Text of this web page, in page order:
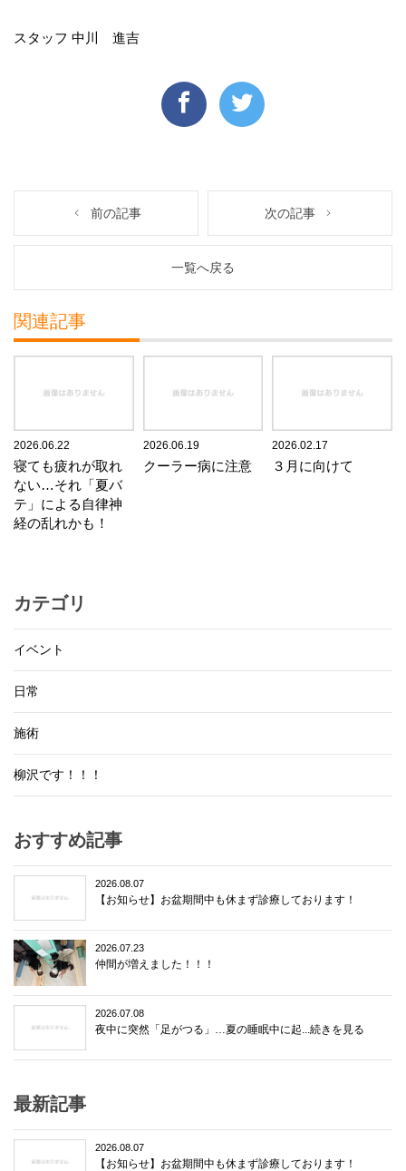
スタッフ 中川 進吉
前の記事 次の記事
一覧へ戻る
関連記事
2026.06.22
寝ても疲れが取れ
ない…それ「夏バ
テ」による自律神
経の乱れかも！
2026.06.19
クーラー病に注意
2026.02.17
３月に向けて
カテゴリ
イベント
日常
施術
柳沢です！！！
おすすめ記事
2026.08.07
【お知らせ】お盆期間中も休まず診療しております！
2026.07.23
仲間が増えました！！！
2026.07.08
夜中に突然「足がつる」…夏の睡眠中に起...続きを見る
最新記事
2026.08.07
【お知らせ】お盆期間中も休まず診療しております！